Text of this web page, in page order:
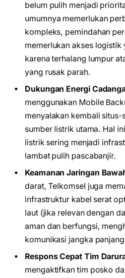
belum pulih menjadi
umumnya memerlukan
kompleks, pemindahan
memerlukan akses logistik
karena terhalang lumpur
yang rusak parah.
Dukungan Energi
menggunakan Mobile
menyalakan kembali
sumber listrik utama. Hal
listrik sering menjadi
lambat pulih pascabanjir.
Keamanan Jaringan
darat, Telkomsel juga
infrastruktur kabel serat
laut (jika relevan dengan
aman dan berfungsi,
komunikasi jangka
Respons Cepat Tim
mengaktifkan tim posko